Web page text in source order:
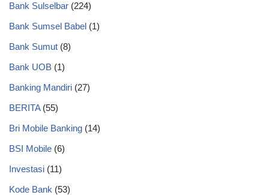
Bank Sulselbar (224)
Bank Sumsel Babel (1)
Bank Sumut (8)
Bank UOB (1)
Banking Mandiri (27)
BERITA(55)
Bri Mobile Banking (14)
BSI Mobile (6)
Investasi (11)
Kode Bank (53)